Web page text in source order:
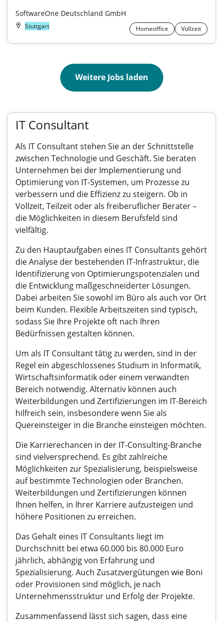
SoftwareOne Deutschland GmbH
Stuttgart Homeoffice Vollzeit
Weitere Jobs laden
IT Consultant
Als IT Consultant stehen Sie an der Schnittstelle
zwischen Technologie und Geschäft. Sie beraten
Unternehmen bei der Implementierung und
Optimierung von IT-Systemen, um Prozesse zu
verbessern und die Effizienz zu steigern. Ob in
Vollzeit, Teilzeit oder als freiberuflicher Berater –
die Möglichkeiten in diesem Berufsfeld sind
vielfältig.
Zu den Hauptaufgaben eines IT Consultants gehört
die Analyse der bestehenden IT-Infrastruktur, die
Identifizierung von Optimierungspotenzialen und
die Entwicklung maßgeschneiderter Lösungen.
Dabei arbeiten Sie sowohl im Büro als auch vor Ort
beim Kunden. Flexible Arbeitszeiten sind typisch,
sodass Sie Ihre Projekte oft nach Ihren
Bedürfnissen gestalten können.
Um als IT Consultant tätig zu werden, sind in der
Regel ein abgeschlossenes Studium in Informatik,
Wirtschaftsinformatik oder einem verwandten
Bereich notwendig. Alternativ können auch
Weiterbildungen und Zertifizierungen im IT-Bereich
hilfreich sein, insbesondere wenn Sie als
Quereinsteiger in die Branche einsteigen möchten.
Die Karrierechancen in der IT-Consulting-Branche
sind vielversprechend. Es gibt zahlreiche
Möglichkeiten zur Spezialisierung, beispielsweise
auf bestimmte Technologien oder Branchen.
Weiterbildungen und Zertifizierungen können
Ihnen helfen, in Ihrer Karriere aufzusteigen und
höhere Positionen zu erreichen.
Das Gehalt eines IT Consultants liegt im
Durchschnitt bei etwa 60.000 bis 80.000 Euro
jährlich, abhängig von Erfahrung und
Spezialisierung. Auch Zusatzvergütungen wie Boni
oder Provisionen sind möglich, je nach
Unternehmensstruktur und Erfolg der Projekte.
Zusammenfassend lässt sich sagen, dass eine